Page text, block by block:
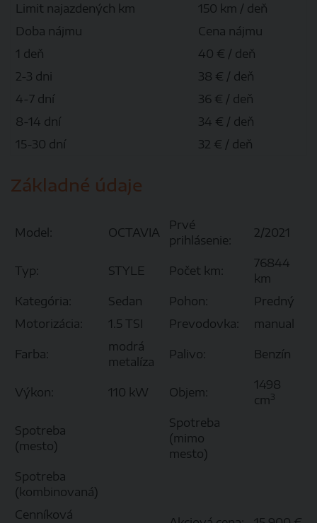
Limit najazdených km
150 km / deň
Doba nájmu
Cena nájmu
1 deň
40 € / deň
2-3 dni
38 € / deň
4-7 dní
36 € / deň
8-14 dní
34 € / deň
15-30 dní
32 € / deň
Základné údaje
Model: OCTAVIA
Prvé
prihlásenie:
2/2021
Typ: STYLE Počet km:
76844
km
Kategória:
Sedan Pohon:
Predný
Motorizácia:
1.5 TSI Prevodovka: manual
Farba:
modrá
metalíza
Palivo: Benzín
Výkon: 110 kW Objem:
1498
cm3
Spotreba
(mesto)
Spotreba
(mimo
mesto)
Spotreba
(kombinovaná)
Cenníková